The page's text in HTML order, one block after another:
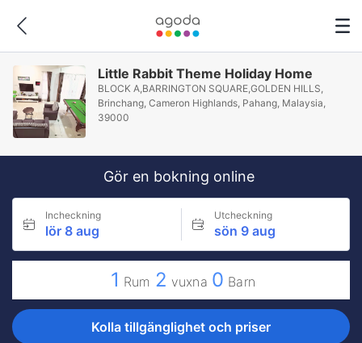
Little Rabbit Theme Holiday Home
BLOCK A,BARRINGTON SQUARE,GOLDEN HILLS,
Brinchang, Cameron Highlands, Pahang, Malaysia,
39000
Gör en bokning online
Incheckning
lör 8 aug
Utcheckning
sön 9 aug
1 Rum 2 vuxna 0 Barn
Kolla tillgänglighet och priser